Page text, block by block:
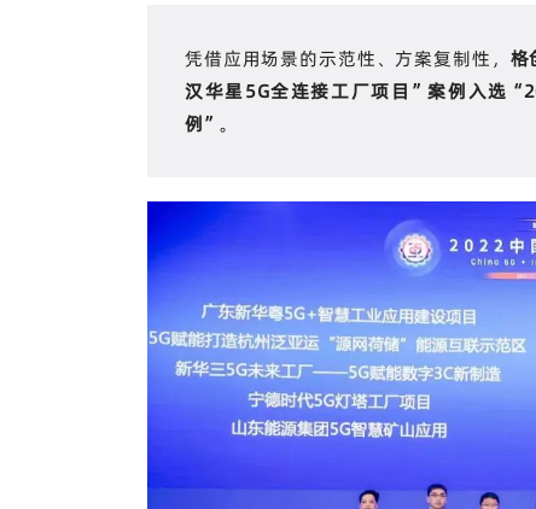
凭借应用场景的示范性、方案复制性， 格
汉华星5G全连接工厂项目”案例入选
例” 。